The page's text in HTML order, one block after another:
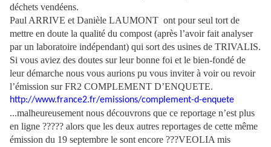
déchets vendéens.
Paul ARRIVE et Danièle LAUMONT ont pour seul tort de
mettre en doute la qualité du compost (après l’avoir fait analyser
par un laboratoire indépendant) qui sort des usines de TRIVALIS.
Si vous aviez des doutes sur leur bonne foi et le bien-fondé de
leur démarche nous vous aurions pu vous inviter à voir ou revoir
l’émission sur FR2 COMPLEMENT D’ENQUETE.
http://www.france2.fr/emissions/complement-d-enquete
...malheureusement nous découvrons que ce reportage n’est plus
en ligne ????? alors que les deux autres reportages de cette même
émission du 19 septembre le sont encore ???VEOLIA mis